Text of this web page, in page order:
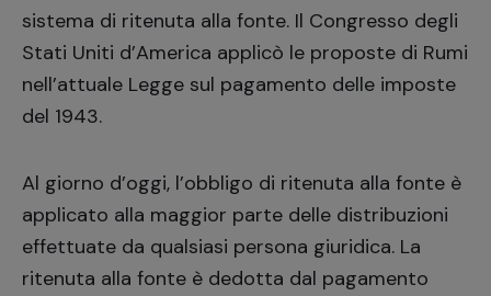
sistema di ritenuta alla fonte. Il Congresso degli
Stati Uniti d’America applicò le proposte di Rumi
nell’attuale Legge sul pagamento delle imposte
del 1943.
Al giorno d’oggi, l’obbligo di ritenuta alla fonte è
applicato alla maggior parte delle distribuzioni
effettuate da qualsiasi persona giuridica. La
ritenuta alla fonte è dedotta dal pagamento